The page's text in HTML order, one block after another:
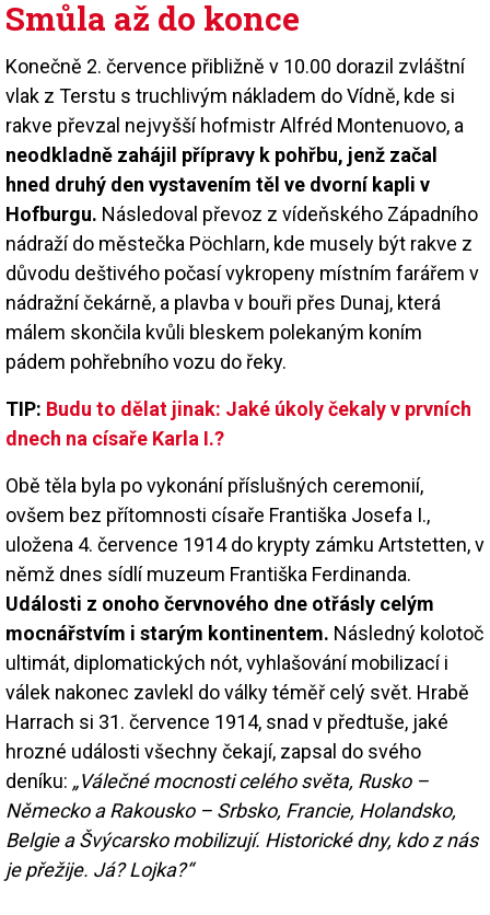
Smůla až do konce
Konečně 2. července přibližně v 10.00 dorazil zvláštní
vlak z Terstu s truchlivým nákladem do Vídně, kde si
rakve převzal nejvyšší hofmistr Alfréd Montenuovo, a
neodkladně zahájil přípravy k pohřbu, jenž začal
hned druhý den vystavením těl ve dvorní kapli v
Hofburgu. Následoval převoz z vídeňského Západního
nádraží do městečka Pöchlarn, kde musely být rakve z
důvodu deštivého počasí vykropeny místním farářem v
nádražní čekárně, a plavba v bouři přes Dunaj, která
málem skončila kvůli bleskem polekaným koním
pádem pohřebního vozu do řeky.
TIP: Budu to dělat jinak: Jaké úkoly čekaly v prvních
dnech na císaře Karla I.?
Obě těla byla po vykonání příslušných ceremonií,
ovšem bez přítomnosti císaře Františka Josefa I.,
uložena 4. července 1914 do krypty zámku Artstetten, v
němž dnes sídlí muzeum Františka Ferdinanda.
Události z onoho červnového dne otřásly celým
mocnářstvím i starým kontinentem. Následný kolotoč
ultimát, diplomatických nót, vyhlašování mobilizací i
válek nakonec zavlekl do války téměř celý svět. Hrabě
Harrach si 31. července 1914, snad v předtuše, jaké
hrozné události všechny čekají, zapsal do svého
deníku: „Válečné mocnosti celého světa, Rusko –
Německo a Rakousko – Srbsko, Francie, Holandsko,
Belgie a Švýcarsko mobilizují. Historické dny, kdo z nás
je přežije. Já? Lojka?“